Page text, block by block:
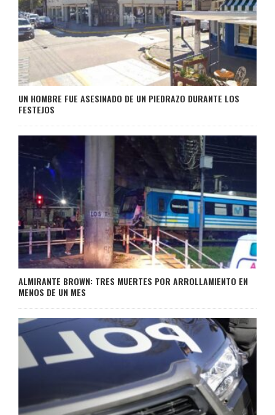
UN HOMBRE FUE ASESINADO DE UN PIEDRAZO DURANTE LOS
FESTEJOS
ALMIRANTE BROWN: TRES MUERTES POR ARROLLAMIENTO EN
MENOS DE UN MES